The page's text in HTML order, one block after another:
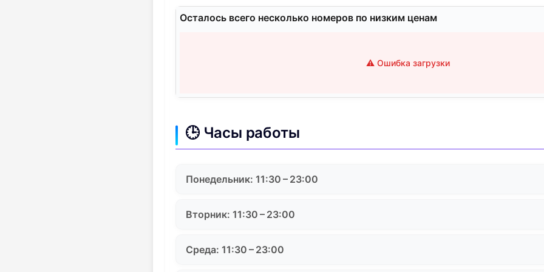
Осталось всего несколько номеров по низким ценам
⚠️ Ошибка загрузки
🕒 Часы работы
Понедельник: 11:30 – 23:00
Вторник: 11:30 – 23:00
Среда: 11:30 – 23:00